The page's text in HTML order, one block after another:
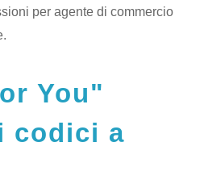
per agente di commercio
You"
codici a